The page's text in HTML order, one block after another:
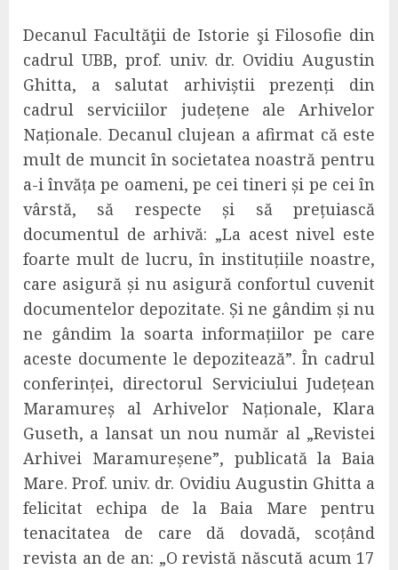
Decanul Facultăţii de Istorie şi Filosofie din
cadrul UBB, prof. univ. dr. Ovidiu Augustin
Ghitta, a salutat arhiviștii prezenți din
cadrul serviciilor județene ale Arhivelor
Naționale. Decanul clujean a afirmat că este
mult de muncit în societatea noastră pentru
a-i învăța pe oameni, pe cei tineri și pe cei în
vârstă, să respecte și să prețuiască
documentul de arhivă: „La acest nivel este
foarte mult de lucru, în instituțiile noastre,
care asigură și nu asigură confortul cuvenit
documentelor depozitate. Și ne gândim și nu
ne gândim la soarta informațiilor pe care
aceste documente le depozitează”. În cadrul
conferinței, directorul Serviciului Județean
Maramureș al Arhivelor Naționale, Klara
Guseth, a lansat un nou număr al „Revistei
Arhivei Maramureșene”, publicatăla Baia
Mare. Prof. univ. dr. Ovidiu Augustin Ghitta a
felicitat echipa de la Baia Mare pentru
tenacitatea de care dă dovadă, scoțând
revista an de an: „O revistă născută acum 17